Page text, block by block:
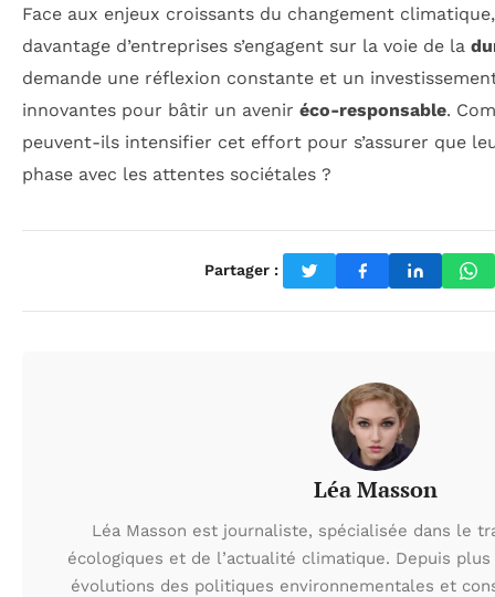
Face aux enjeux croissants du changement
davantage d’entreprises s’engagent sur la voie de la
demande une réflexion constante et un
innovantes pour bâtir un avenir éco-responsable.
peuvent-ils intensifier cet effort pour s’assurer que
phase avec les attentes sociétales ?
Partager :
Léa Masson
Léa Masson est journaliste, spécialisée dans le
écologiques et de l’actualité climatique. Depuis
évolutions des politiques environnementales et